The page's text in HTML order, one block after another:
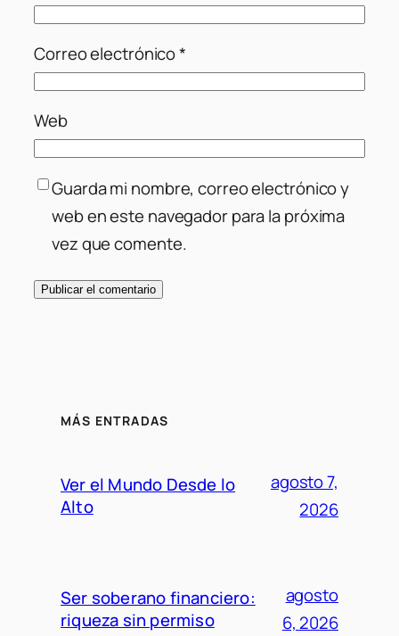
Correo electrónico*
Web
Guarda mi nombre, correo electrónico y
web en este navegador para la próxima
vez que comente.
MÁS ENTRADAS
Ver el Mundo Desde lo
Alto
agosto 7,
2026
Ser soberano financiero:
riqueza sin permiso
agosto
6, 2026